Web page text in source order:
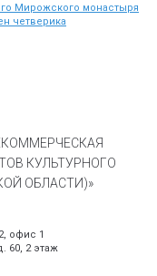
Мирожского монастыря
четверика
КУЛЬТУРНОГО
ОБЛАСТИ)»
офис 1
60, 2 этаж